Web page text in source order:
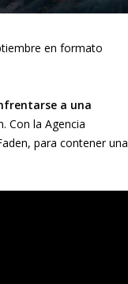
en formato
a una
Con la Agencia
para contener una